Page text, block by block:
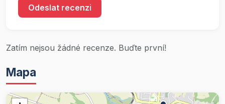
Odeslat recenzi
Zatím nejsou žádné recenze. Buďte první!
Mapa